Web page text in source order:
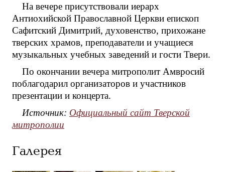
На вечере присутствовали иерарх
Антиохийской Православной Церкви епископ
Сафитский Димитрий, духовенство, прихожане
тверских храмов, преподаватели и учащиеся
музыкальных учебных заведений и гости Твери.
По окончании вечера митрополит Амвросий
поблагодарил организаторов и участников
презентации и концерта.
Источник: Официальный сайт Тверской
митрополии
Галерея